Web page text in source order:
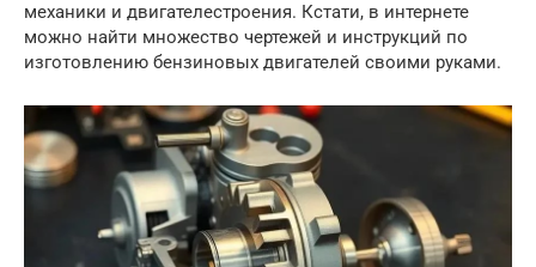
механики и двигателестроения. Кстати, в интернете
можно найти множество чертежей и инструкций по
изготовлению бензиновых двигателей своими руками.